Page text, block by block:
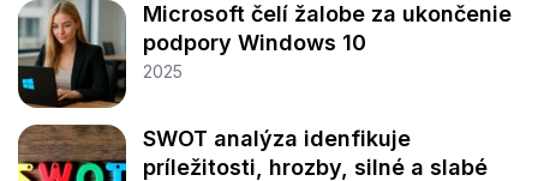
Microsoft čelí žalobe za ukončenie
podpory Windows 10
2025
SWOT analýza idenfikuje
príležitosti, hrozby, silné a slabé